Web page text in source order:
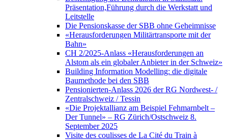
Präsentation,Führung durch die Werkstatt und
Leitstelle
Die Pensionskasse der SBB ohne Geheimnisse
«Herausforderungen Militärtransporte mit der
Bahn»
CH 2/2025-Anlass «Herausforderungen an
Alstom als ein globaler Anbieter in der Schweiz»
Building Information Modelling: die digitale
Baumethode bei den SBB
Pensionierten-Anlass 2026 der RG Nordwest- /
Zentralschweiz / Tessin
«Die Projektallianz am Beispiel Fehmarnbelt –
Der Tunnel» – RG Zürich/Ostschweiz 8.
September 2025
Visite des coulisses de La Cité du Train à